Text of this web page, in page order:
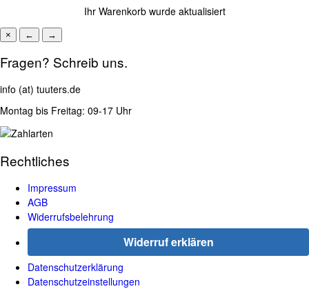
Ihr Warenkorb wurde aktualisiert
× ← →
Fragen? Schreib uns.
info (at) tuuters.de
Montag bis Freitag: 09-17 Uhr
Rechtliches
Impressum
AGB
Widerrufsbelehrung
Widerruf erklären
Datenschutzerklärung
Datenschutzeinstellungen